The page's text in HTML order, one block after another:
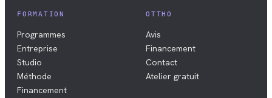
FORMATION
Programmes
Entreprise
Studio
Méthode
Financement
OTTHO
Avis
Financement
Contact
Atelier gratuit